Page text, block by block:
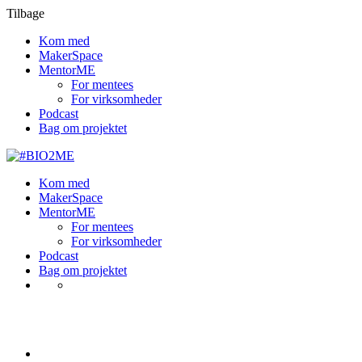
Tilbage
Kom med
MakerSpace
MentorME
For mentees
For virksomheder
Podcast
Bag om projektet
Kom med
MakerSpace
MentorME
For mentees
For virksomheder
Podcast
Bag om projektet